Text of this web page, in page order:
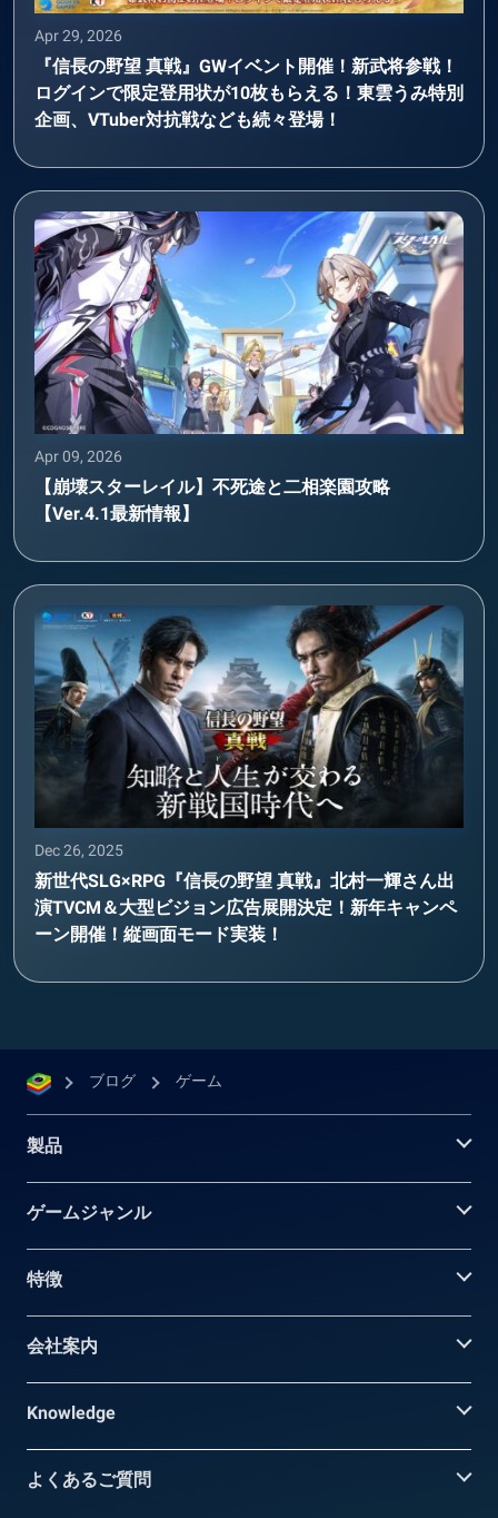
Apr 29, 2026
『信長の野望 真戦』GWイベント開催！新武将参戦！
ログインで限定登用状が10枚もらえる！東雲うみ特別
企画、VTuber対抗戦なども続々登場！
Apr 09, 2026
【崩壊スターレイル】不死途と二相楽園攻略
【Ver.4.1最新情報】
Dec 26, 2025
新世代SLG×RPG『信長の野望 真戦』北村一輝さん出
演TVCM＆大型ビジョン広告展開決定！新年キャンペ
ーン開催！縦画面モード実装！
ブログ ゲーム
製品
ゲームジャンル
特徴
会社案内
Knowledge
よくあるご質問